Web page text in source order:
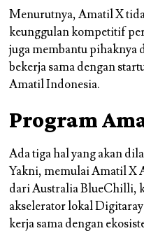
Menurutnya, Amatil X
keunggulan kompetitif
juga membantu
bekerja sama dengan
Amatil Indonesia.
Program
Ada tiga hal yang akan
Yakni, memulai Amatil X
dari Australia BlueChilli,
akselerator lokal
kerja sama dengan